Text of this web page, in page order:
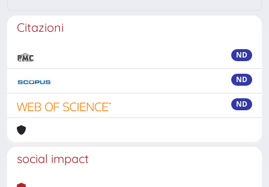
Citazioni
ND
ND
ND
social impact